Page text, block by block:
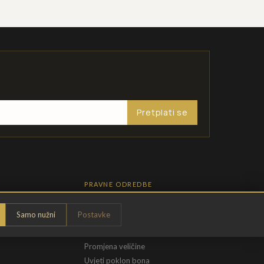
Samo nužni Postavke
Pretplati se
PRAVNE ODREDBE
Pravila privatnosti
Opći uvjeti
Promjena veličine
Uvjeti poklon bona